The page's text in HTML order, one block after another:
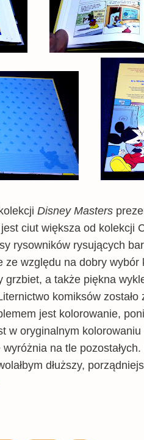
Disney Masters
ciut większa od kolekcji
rysowników rysujących
ze względu na dobry
grzbiet, a także piękna
komiksów
jest kolorowanie,
w oryginalnym
na tle
dłuższy,